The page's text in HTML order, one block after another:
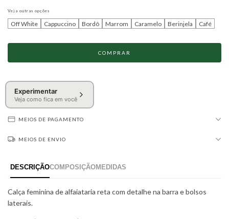
Veja outras opções
Off White Cappuccino Bordô Marrom Caramelo Berinjela Café
Experimentar
Veja como fica em você
MEIOS DE PAGAMENTO
MEIOS DE ENVIO